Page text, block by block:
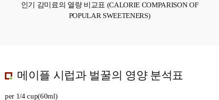
인기 감미료의 열량 비교표 (CALORIE COMPARISON OF
POPULAR SWEETENERS)
메이플 시럽과 벌꿀의 영양 분석표
per 1/4 cup(60ml)